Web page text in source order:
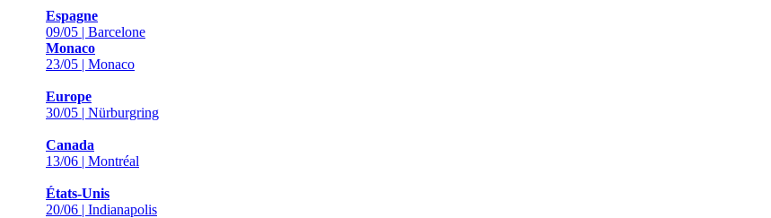
Espagne
09/05 | Barcelone
Monaco
23/05 | Monaco
Europe
30/05 | Nürburgring
Canada
13/06 | Montréal
États-Unis
20/06 | Indianapolis